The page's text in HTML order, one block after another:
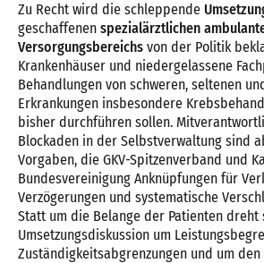
Zu Recht wird die schleppende
geschaffenen spezialärztlichen
Versorgungsbereichs von der Politik
Krankenhäuser und niedergelassene
Behandlungen von schweren, seltenen
Erkrankungen insbesondere
bisher durchführen sollen.
Blockaden in der Selbstverwaltung sind
Vorgaben, die GKV-Spitzenverband und
Bundesvereinigung Anknüpfungen für
Verzögerungen und systematische
Statt um die Belange der Patienten dreht
Umsetzungsdiskussion um
Zuständigkeitsabgrenzungen und um